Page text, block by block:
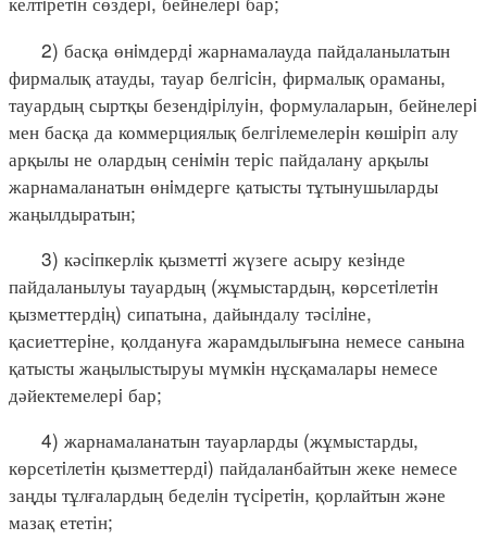
2) басқа өнiмдердi жарнамалауда пайдаланылатын
фирмалық атауды, тауар белгiсiн, фирмалық ораманы,
тауардың сыртқы безендiрiлуiн, формулаларын, бейнелерi
мен басқа да коммерциялық белгiлемелерiн көшiрiп алу
арқылы не олардың сенiмiн терiс пайдалану арқылы
жарнамаланатын өнiмдерге қатысты тұтынушыларды
жаңылдыратын;
3) кәсiпкерлiк қызметтi жүзеге асыру кезiнде
пайдаланылуы тауардың (жұмыстардың, көрсетiлетiн
қызметтердiң) сипатына, дайындалу тәсiлiне,
қасиеттерiне, қолдануға жарамдылығына немесе санына
қатысты жаңылыстыруы мүмкiн нұсқамалары немесе
дәйектемелерi бар;
4) жарнамаланатын тауарларды (жұмыстарды,
көрсетiлетiн қызметтердi) пайдаланбайтын жеке немесе
заңды тұлғалардың беделiн түсiретiн, қорлайтын және
мазақ ететін;